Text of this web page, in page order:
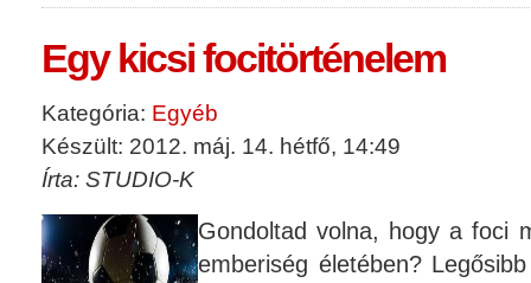
Egy kicsi focitörténelem
Kategória: Egyéb
Készült: 2012. máj. 14. hétfő, 14:49
Írta: STUDIO-K
Gondoltad volna, hogy a foci
emberiség életében?